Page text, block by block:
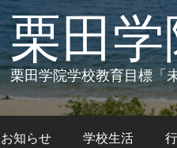
栗田
栗田学院学校教育目標「
お知らせ 学校生活